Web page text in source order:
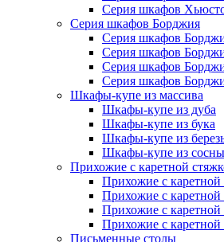
Серия шкафов
Серия шкафов Борджия
Серия шкафов
Серия шкафов
Серия шкафов
Серия шкафов
Шкафы-купе из массива
Шкафы-купе из дуба
Шкафы-купе из бука
Шкафы-купе из
Шкафы-купе из сосны
Прихожие с каретной
Прихожие с каретной
Прихожие с каретной
Прихожие с каретной
Прихожие с каретной
Письменные столы